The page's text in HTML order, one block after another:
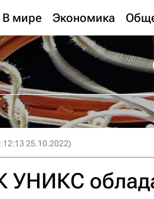
В мире Экономика
12:13 25.10.2022)
УНИКС